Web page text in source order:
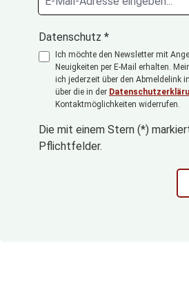
Datenschutz *
Ich möchte den Newsletter mit
Neuigkeiten per E-Mail erhalten.
ich jederzeit über den Abmeldelink
über die in der
Kontaktmöglichkeiten widerrufen.
Die mit einem Stern (*)
Pflichtfelder.